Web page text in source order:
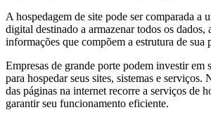
A hospedagem de site pode ser comparada a
digital destinado a armazenar todos os dados,
informações que compõem a estrutura de sua
Empresas de grande porte podem investir em
para hospedar seus sites, sistemas e serviços.
das páginas na internet recorre a serviços de
garantir seu funcionamento eficiente.